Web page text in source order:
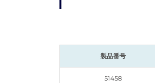
製品番号
51458